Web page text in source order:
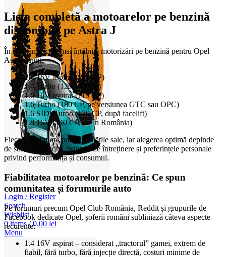
Login / Register
Search
Wishlist
0items / 0,00 lei
Menu
Lista completă a motoarelor pe benzină
disponibile pe Astra J
În România, cele mai întâlnite motorizări pe benzină pentru Opel
Astra J sunt:
1.4 16V aspirat (100 CP)
1.4 Turbo (120/140 CP)
1.6 16V aspirat (115 CP)
1.6 Turbo (180 CP, pe versiunea GTC sau OPC)
1.6 SIDI Turbo (170 CP, după facelift)
1.8 16V (140 CP, rar în România)
Fiecare motor are particularitățile sale, iar alegerea optimă depinde
de stilul de condus, bugetul de întreținere și preferințele personale
privind performanța și consumul.
Fiabilitatea motoarelor pe benzină: Ce spun
comunitatea și forumurile auto
Pe forumuri precum Opel Club România, Reddit și grupurile de
Facebook dedicate Opel, șoferii români subliniază câteva aspecte
recurente:
1.4 16V aspirat – considerat „tractorul” gamei, extrem de
fiabil, fără turbo, fără injecție directă, costuri minime de